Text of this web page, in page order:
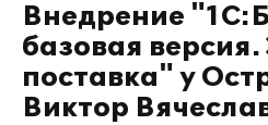
Внедрение
базовая
поставка" у
Виктор